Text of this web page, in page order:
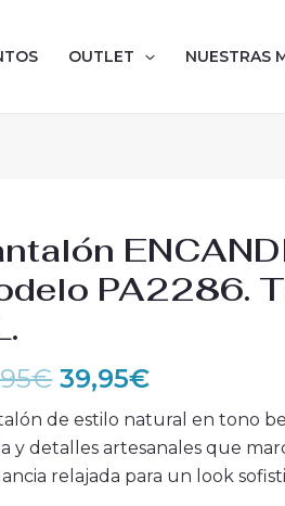
OUTLET NUESTRAS
PA2286.
€
El
precio
original
39,95€
El
precio
actual
de estilo natural en tono
y detalles artesanales que
relajada para un look